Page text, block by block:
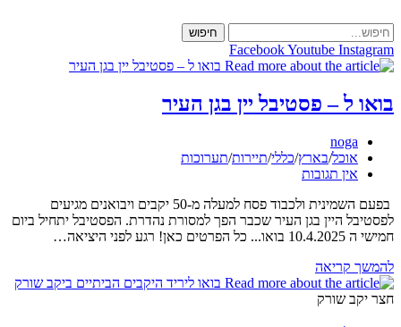
to
content
חיפוש
FacebookYoutube Instagram
בואו ל – פסטיבל יין בגן העיר
מחבר:
noga
קטגוריה:
אוכל/בארץ/כללי/תיירות/תערוכות
תגובות:
אין תגובות
בפעם השמינית ולכבוד פסח למעלה מ-50 יקבים ויבואנים מגיעים
לפסטיבל היין בגן העיר שכבר הפך למסורת נהדרת. הפסטיבל יתחיל ביום
חמישי ה 10.4.2025 בואו... כל הפרטים כאן! רגע לפני היציאה…
להמשך קריאהבואו
ל
חצר יקב שורק